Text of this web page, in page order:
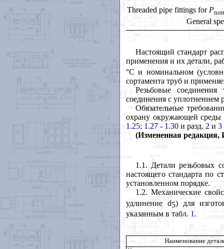
Threaded pipe fittings forP
General
Настоящий стандарт
применения и их детали,
°С и номинальном
сортамента труб и
Резьбовые
соединения с уплотнением
Обязательные
охрану окружающей
1.25; 1.27-1.30 и разд. 2 и 3
(Измененная
1.1 . Детали резьбовых
настоящего стандарта по
установленном порядке.
1.2. Механические
удлинение d5) для
указанным в табл. 1 .
Наименование